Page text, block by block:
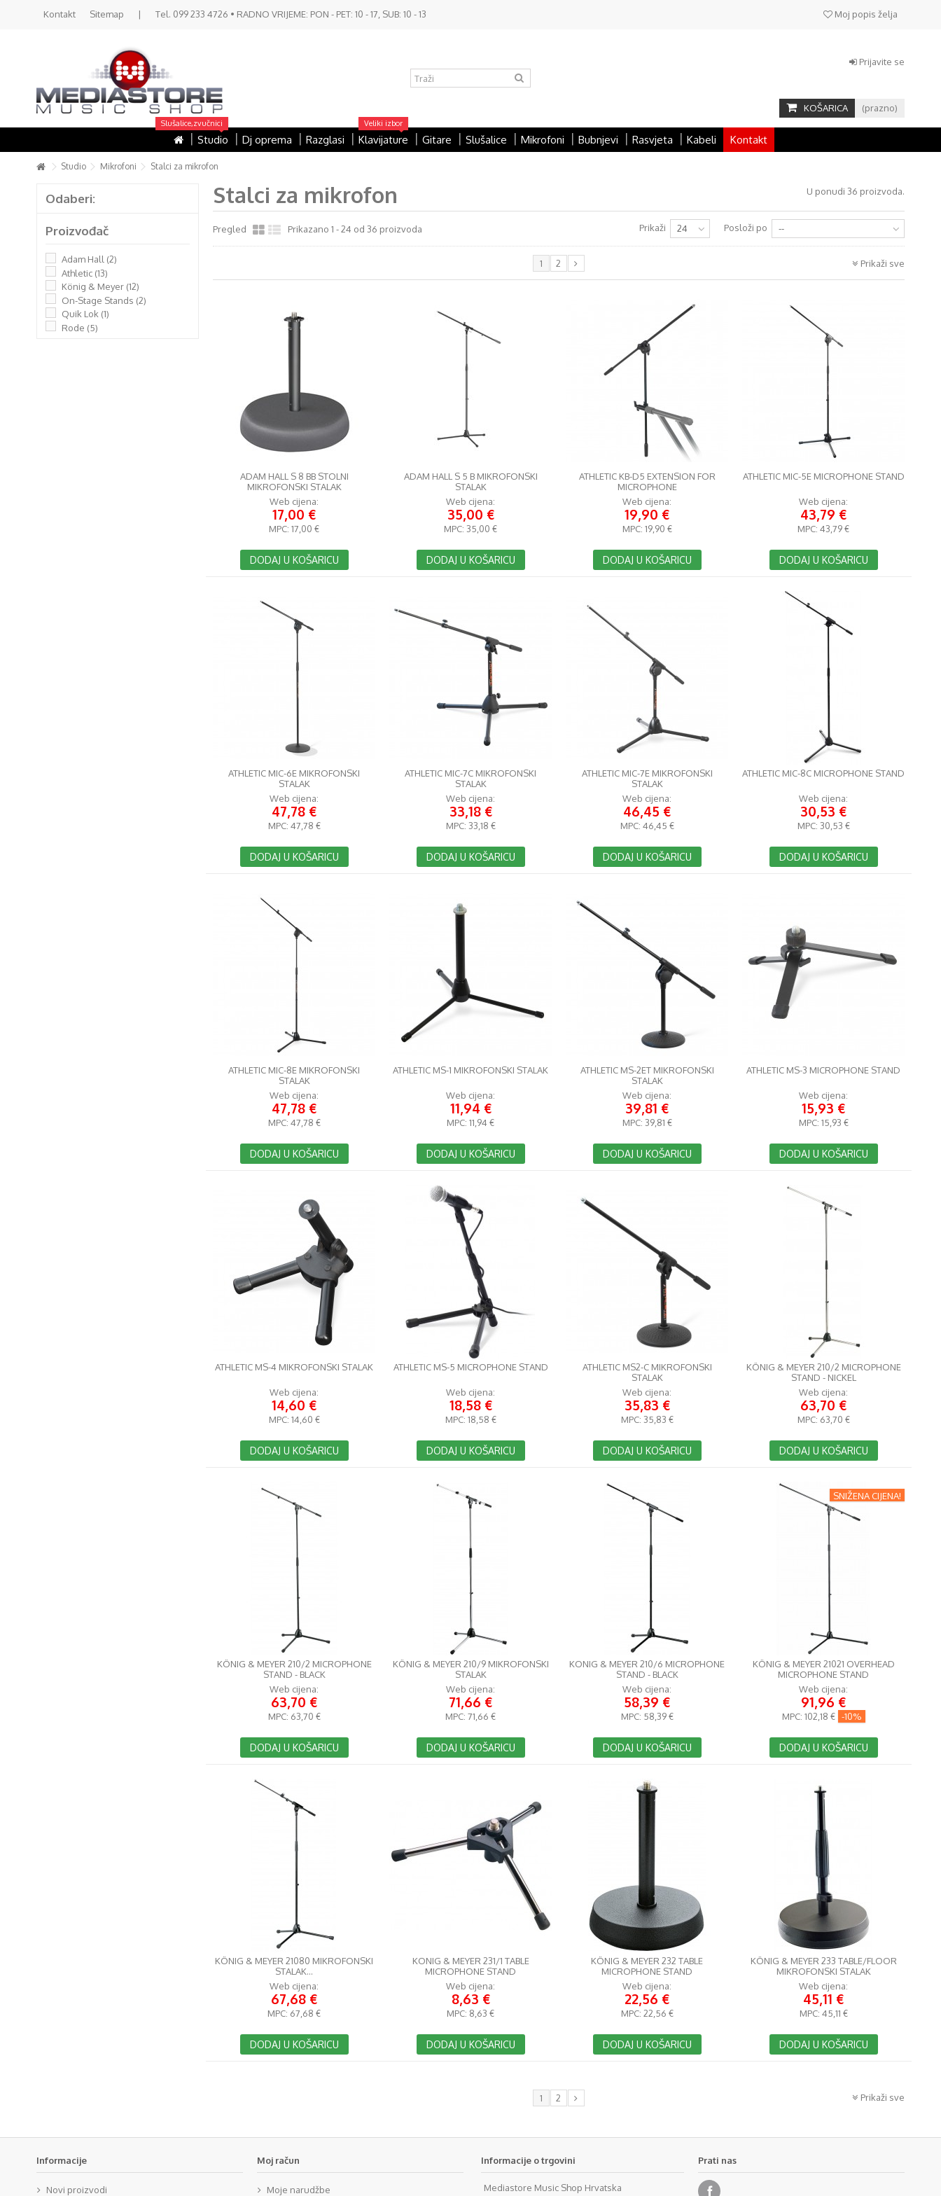
Kontakt Sitemap | Tel. 099 233 4726 • RADNO VRIJEME: PON - PET: 10 - 17, SUB: 10 - 13 Moj popis želja
Prijavite se
KOŠARICA (prazno)
Slušalice,zvučnici
Studio Dj oprema Razglasi
Veliki izbor
Klavijature Gitare Slušalice Mikrofoni Bubnjevi Rasvjeta Kabeli Kontakt
Studio Mikrofoni Stalci za mikrofon
Stalci za mikrofon U ponudi 36 proizvoda.
Pregled Prikazano 1 - 24 od 36 proizvoda Posloži po --
Prikaži 24
Prikaži sve
1 2
ADAM HALL S 8 BB STOLNI
MIKROFONSKI STALAK
Web cijena:
17,00 €
MPC: 17,00 €
DODAJ U KOŠARICU
ADAM HALL S 5 B MIKROFONSKI
STALAK
Web cijena:
35,00 €
MPC: 35,00 €
DODAJ U KOŠARICU
ATHLETIC KB-D5 EXTENSION FOR
MICROPHONE
Web cijena:
19,90 €
MPC: 19,90 €
DODAJ U KOŠARICU
ATHLETIC MIC-5E MICROPHONE STAND
Web cijena:
43,79 €
MPC: 43,79 €
DODAJ U KOŠARICU
ATHLETIC MIC-6E MIKROFONSKI
STALAK
Web cijena:
47,78 €
MPC: 47,78 €
DODAJ U KOŠARICU
ATHLETIC MIC-7C MIKROFONSKI
STALAK
Web cijena:
33,18 €
MPC: 33,18 €
DODAJ U KOŠARICU
ATHLETIC MIC-7E MIKROFONSKI
STALAK
Web cijena:
46,45 €
MPC: 46,45 €
DODAJ U KOŠARICU
ATHLETIC MIC-8C MICROPHONE STAND
Web cijena:
30,53 €
MPC: 30,53 €
DODAJ U KOŠARICU
ATHLETIC MIC-8E MIKROFONSKI
STALAK
Web cijena:
47,78 €
MPC: 47,78 €
DODAJ U KOŠARICU
ATHLETIC MS-1 MIKROFONSKI STALAK
Web cijena:
11,94 €
MPC: 11,94 €
DODAJ U KOŠARICU
ATHLETIC MS-2ET MIKROFONSKI
STALAK
Web cijena:
39,81 €
MPC: 39,81 €
DODAJ U KOŠARICU
ATHLETIC MS-3 MICROPHONE STAND
Web cijena:
15,93 €
MPC: 15,93 €
DODAJ U KOŠARICU
ATHLETIC MS-4 MIKROFONSKI STALAK
Web cijena:
14,60 €
MPC: 14,60 €
DODAJ U KOŠARICU
ATHLETIC MS-5 MICROPHONE STAND
Web cijena:
18,58 €
MPC: 18,58 €
DODAJ U KOŠARICU
ATHLETIC MS2-C MIKROFONSKI
STALAK
Web cijena:
35,83 €
MPC: 35,83 €
DODAJ U KOŠARICU
KÖNIG & MEYER 210/2 MICROPHONE
STAND - NICKEL
Web cijena:
63,70 €
MPC: 63,70 €
DODAJ U KOŠARICU
KÖNIG & MEYER 210/2 MICROPHONE
STAND - BLACK
Web cijena:
63,70 €
MPC: 63,70 €
DODAJ U KOŠARICU
KÖNIG & MEYER 210/9 MIKROFONSKI
STALAK
Web cijena:
71,66 €
MPC: 71,66 €
DODAJ U KOŠARICU
KONIG & MEYER 210/6 MICROPHONE
STAND - BLACK
Web cijena:
58,39 €
MPC: 58,39 €
DODAJ U KOŠARICU
SNIŽENA CIJENA!
KÖNIG & MEYER 21021 OVERHEAD
MICROPHONE STAND
Web cijena:
91,96 €
MPC: 102,18 € -10%
DODAJ U KOŠARICU
KÖNIG & MEYER 21080 MIKROFONSKI
STALAK...
Web cijena:
67,68 €
MPC: 67,68 €
DODAJ U KOŠARICU
KONIG & MEYER 231/1 TABLE
MICROPHONE STAND
Web cijena:
8,63 €
MPC: 8,63 €
DODAJ U KOŠARICU
KÖNIG & MEYER 232 TABLE
MICROPHONE STAND
Web cijena:
22,56 €
MPC: 22,56 €
DODAJ U KOŠARICU
KÖNIG & MEYER 233 TABLE/FLOOR
MIKROFONSKI STALAK
Web cijena:
45,11 €
MPC: 45,11 €
DODAJ U KOŠARICU
Prikaži sve
1 2
Odaberi:
Proizvođač
Adam Hall (2)
Athletic (13)
König & Meyer (12)
On-Stage Stands (2)
Quik Lok (1)
Rode (5)
Informacije
Novi proizvodi
Moj račun
Moje narudžbe
Informacije o trgovini
Mediastore Music Shop Hrvatska
Prati nas